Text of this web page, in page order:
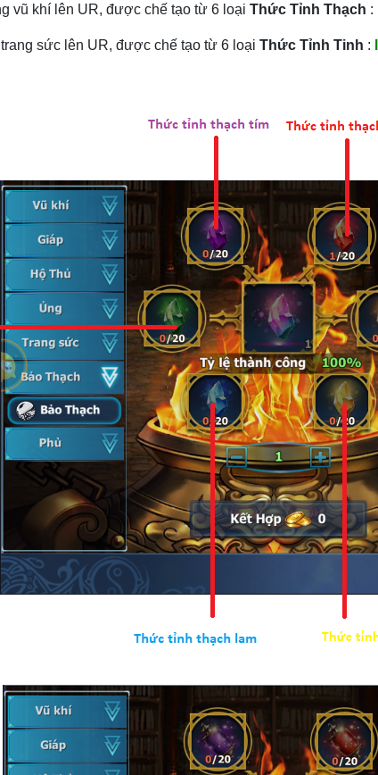
vũ khí lên UR, được chế tạo từ 6 loạiThức Tỉnh Thạch :
sức lên UR, được chế tạo từ 6 loạiThức Tỉnh Tinh :